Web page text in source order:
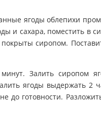
ягоды облепихи
и сахара, поместить в
сиропом.
Залить сиропом
ягоды выдержать 2
до готовности.